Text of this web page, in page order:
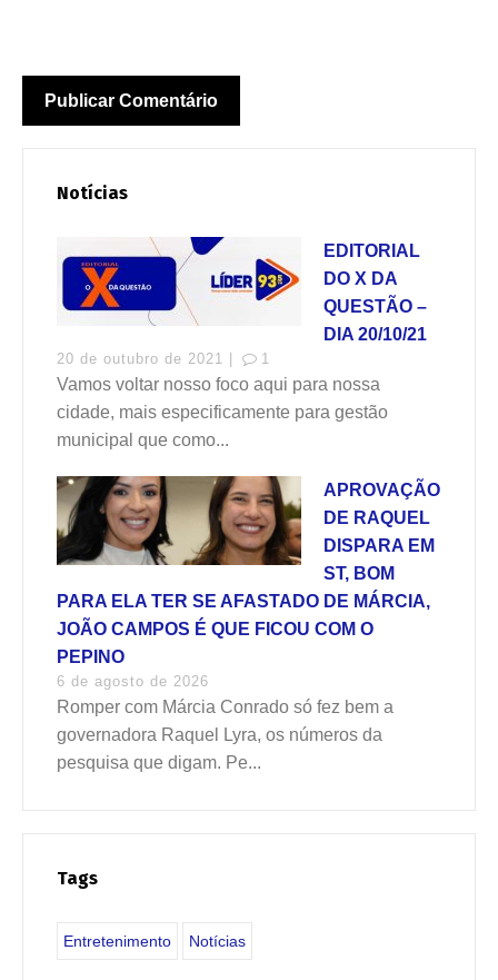
Notícias
EDITORIAL
DO X DA
QUESTÃO –
DIA 20/10/21
20 de outubro de 2021 | 1
Vamos voltar nosso foco aqui para nossa
cidade, mais especificamente para gestão
municipal que como...
APROVAÇÃO
DE RAQUEL
DISPARA EM
ST, BOM
PARA ELA TER SE AFASTADO DE MÁRCIA,
JOÃO CAMPOS É QUE FICOU COM O
PEPINO
6 de agosto de 2026
Romper com Márcia Conrado só fez bem a
governadora Raquel Lyra, os números da
pesquisa que digam. Pe...
Tags
Entretenimento Notícias